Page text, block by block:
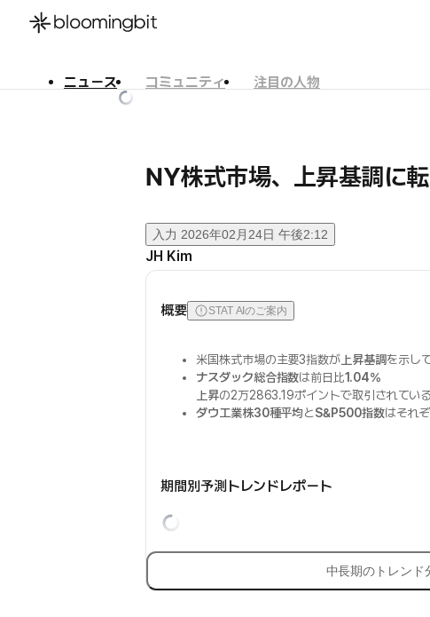
ニュース コミュニティ
注目の人物
NY株式市場、上昇基調に
入力 2026年02月24日 午後2:12
JH Kim
概要 STAT AIのご案内
米国株式市場の主要3指数が 上昇基調を示し
ナスダック総合指数は前日比1.04%
上昇の2万2863.19ポイントで取引されてい
ダウ工業株30種平均とS&P500指数はそれ
期間別予測トレンドレポート
中長期のトレンド